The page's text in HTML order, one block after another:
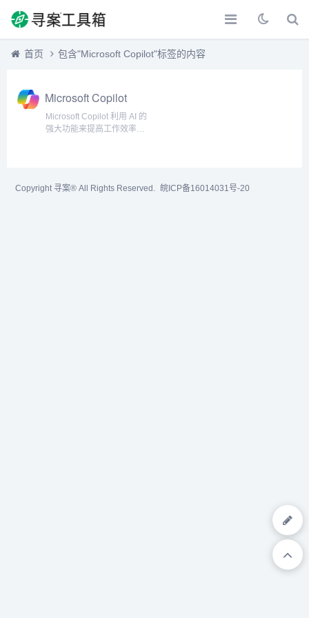
首页 包含"Microsoft Copilot"标签的内容
Microsoft Copilot
Microsoft Copilot 利用 AI 的
强大功能来提高工作效率、
Copyright 寻案® All Rights Reserved. 皖ICP备16014031号-20